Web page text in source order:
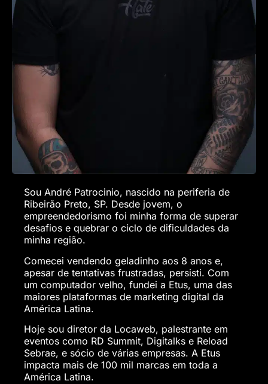
Sou André Patrocinio, nascido na periferia de
Ribeirão Preto, SP. Desde jovem, o
empreendedorismo foi minha forma de superar
desafios e quebrar o ciclo de dificuldades da
minha região.
Comecei vendendo geladinho aos 8 anos e,
apesar de tentativas frustradas, persisti. Com
um computador velho, fundei a Etus, uma das
maiores plataformas de marketing digital da
América Latina.
Hoje sou diretor da Locaweb, palestrante em
eventos como RD Summit, Digitalks e Reload
Sebrae, e sócio de várias empresas. A Etus
impacta mais de 100 mil marcas em toda a
América Latina.